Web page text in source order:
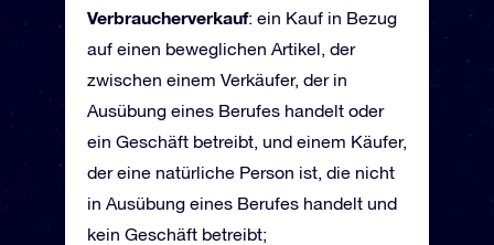
Verbraucherverkauf: ein Kauf in Bezug
auf einen beweglichen Artikel, der
zwischen einem Verkäufer, der in
Ausübung eines Berufes handelt oder
ein Geschäft betreibt, und einem Käufer,
der eine natürliche Person ist, die nicht
in Ausübung eines Berufes handelt und
kein Geschäft betreibt;